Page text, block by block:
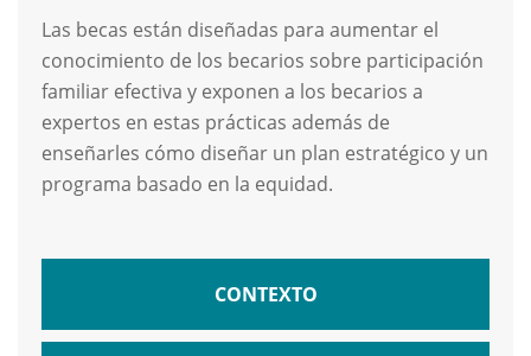
Las becas están diseñadas para aumentar el
conocimiento de los becarios sobre participación
familiar efectiva y exponen a los becarios a
expertos en estas prácticas además de
enseñarles cómo diseñar un plan estratégico y un
programa basado en la equidad.
CONTEXTO